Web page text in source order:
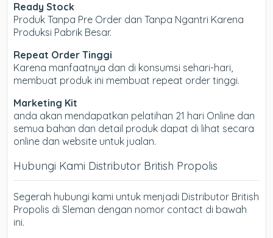
Ready Stock
Produk Tanpa Pre Order dan Tanpa Ngantri Karena
Produksi Pabrik Besar.
Repeat Order Tinggi
Karena manfaatnya dan di konsumsi sehari-hari,
membuat produk ini membuat repeat order tinggi.
Marketing Kit
anda akan mendapatkan pelatihan 21 hari Online dan
semua bahan dan detail produk dapat di lihat secara
online dan website untuk jualan.
Hubungi Kami Distributor British Propolis
Segerah hubungi kami untuk menjadi Distributor British
Propolis di Sleman dengan nomor contact di bawah
ini.